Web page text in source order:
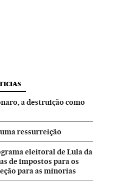
a destruição como
ressurreição
eleitoral de Lula da
de impostos para os
para as minorias